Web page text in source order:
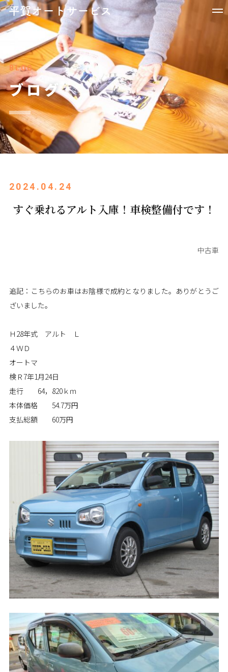
BLOG
ブログ
2024.04.24
すぐ乗れるアルト入庫！車検整備付です！
中古車
追記：こちらのお車はお陰様で成約となりました。ありがとうご
ざいました。
Ｈ28年式 アルト Ｌ
４ＷＤ
オートマ
検Ｒ7年1月24日
走行 64，820ｋｍ
本体価格 54.7万円
支払総額 60万円